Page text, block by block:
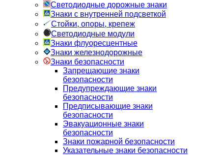
Светодиодные дорожные знаки
Знаки с внутренней подсветкой
Стойки, опоры, крепеж
Светодиодные модули
Знаки флуоресцентные
Знаки железнодорожные
Знаки безопасности
Запрещающие знаки
безопасности
Предупреждающие знаки
безопасности
Предписывающие знаки
безопасности
Эвакуационные знаки
безопасности
Знаки пожарной безопасности
Указательные знаки безопасности